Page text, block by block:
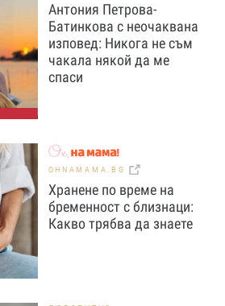
Антония Петрова-
Батинкова с неочаквана
изповед: Никога не съм
чакала някой да ме
спаси
OHNAMAMA.BG
Хранене по време на
бременност с близнаци:
Какво трябва да знаете